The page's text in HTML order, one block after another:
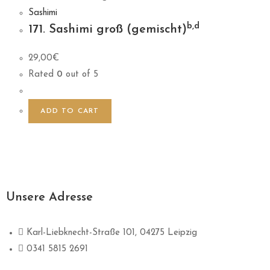
Sashimi
171. Sashimi groß (gemischt) b,d
29,00€
Rated 0 out of 5
ADD TO CART
Unsere Adresse
Karl-Liebknecht-Straße 101, 04275 Leipzig
0341 5815 2691